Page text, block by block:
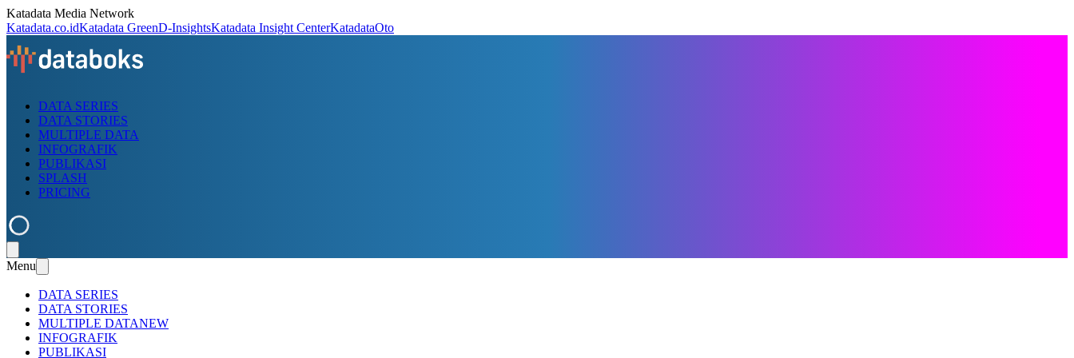
Katadata Media Network
Katadata.co.idKatadata GreenD-InsightsKatadata Insight CenterKatadataOto
DATA SERIES
DATA STORIES
MULTIPLE DATA
INFOGRAFIK
PUBLIKASI
SPLASH
PRICING
Menu
DATA SERIES
DATA STORIES
MULTIPLE DATANEW
INFOGRAFIK
PUBLIKASI